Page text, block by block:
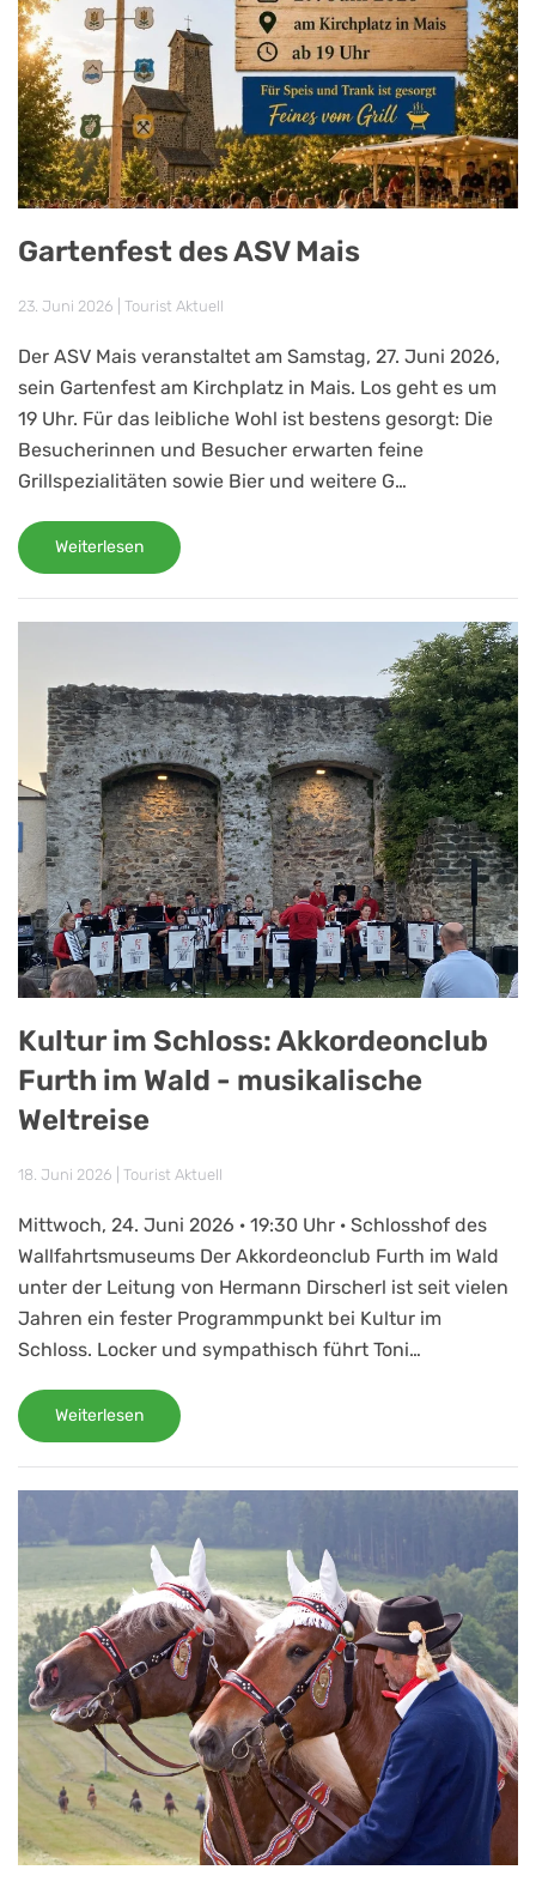
Gartenfest des ASV Mais
23. Juni 2026 Tourist Aktuell
Der ASV Mais veranstaltet am Samstag, 27. Juni 2026,
sein Gartenfest am Kirchplatz in Mais. Los geht es um
19 Uhr. Für das leibliche Wohl ist bestens gesorgt: Die
Besucherinnen und Besucher erwarten feine
Grillspezialitäten sowie Bier und weitere G…
Weiterlesen
Kultur im Schloss: Akkordeonclub
Furth im Wald - musikalische
Weltreise
18. Juni 2026 Tourist Aktuell
Mittwoch, 24. Juni 2026 · 19:30 Uhr · Schlosshof des
Wallfahrtsmuseums Der Akkordeonclub Furth im Wald
unter der Leitung von Hermann Dirscherl ist seit vielen
Jahren ein fester Programmpunkt bei Kultur im
Schloss. Locker und sympathisch führt Toni…
Weiterlesen